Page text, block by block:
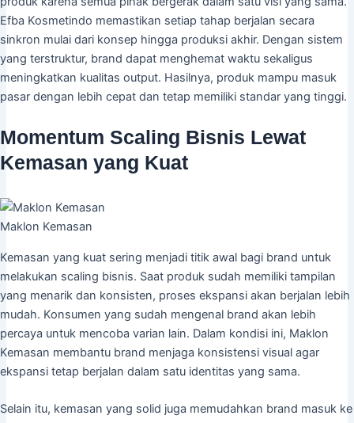
Efba Kosmetindo memastikan setiap tahap berjalan secara
sinkron mulai dari konsep hingga produksi akhir. Dengan sistem
yang terstruktur, brand dapat menghemat waktu sekaligus
meningkatkan kualitas output. Hasilnya, produk mampu masuk
pasar dengan lebih cepat dan tetap memiliki standar yang tinggi.
Momentum Scaling Bisnis Lewat
Kemasan yang Kuat
Maklon Kemasan
Kemasan yang kuat sering menjadi titik awal bagi brand untuk
melakukan scaling bisnis. Saat produk sudah memiliki tampilan
yang menarik dan konsisten, proses ekspansi akan berjalan lebih
mudah. Konsumen yang sudah mengenal brand akan lebih
percaya untuk mencoba varian lain. Dalam kondisi ini, Maklon
Kemasan membantu brand menjaga konsistensi visual agar
ekspansi tetap berjalan dalam satu identitas yang sama.
Selain itu, kemasan yang solid juga memudahkan brand masuk ke